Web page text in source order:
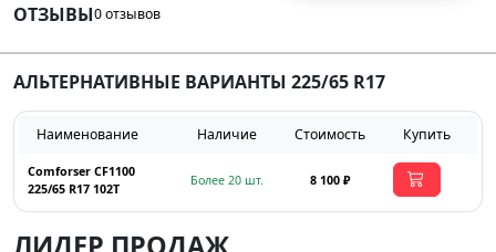
ОТЗЫВЫ0 отзывов
АЛЬТЕРНАТИВНЫЕ ВАРИАНТЫ 225/65 R17
Наименование Наличие Стоимость Купить
Comforser CF1100
225/65 R17 102T
Более 20 шт. 8 100 ₽
ЛИДЕР ПРОДАЖ